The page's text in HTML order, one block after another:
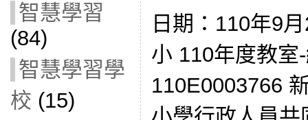
智慧學習
(84)
智慧學習學
校 (15)
日期：110年9
小 110年度教室
110E0003766